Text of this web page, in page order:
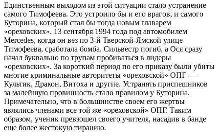
Единственным выходом из этой ситуации стало устранение
самого Тимофеева. Это устроило бы и его врагов, и самого
Буторина, который стал бы тогда новым главарем
«ореховских». 13 сентября 1994 года под автомобилем
Mercedes, когда он вез по 3-й Тверской-Ямской улице
Тимофеева, сработала бомба. Сильвестр погиб, а Ося сразу
начал буквально по трупам пробиваться в лидеры
«ореховских». За короткий период по его приказу были убиты
многие криминальные авторитеты «ореховской» ОПГ —
Культик, Дракон, Витоха и другие. Устранять приспешников
за малейшую провинность стало правилом у Буторина.
Примечательно, что в большинстве своем его жертвы
являлись членами все той же «ореховской» ОПГ. Таким
образом, ученик превзошел своего учителя, насадив в банде
еще более жестокую тиранию.